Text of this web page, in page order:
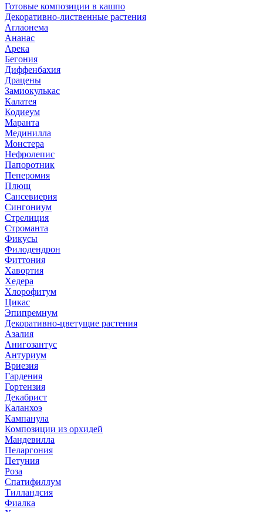
Готовые композиции в кашпо
Декоративно-лиственные растения
Аглаонема
Ананас
Арека
Бегония
Диффенбахия
Драцены
Замиокулькас
Калатея
Кодиеум
Маранта
Мединилла
Монстера
Нефролепис
Папоротник
Пеперомия
Плющ
Сансевиерия
Сингониум
Стрелиция
Строманта
Фикусы
Филодендрон
Фиттония
Хавортия
Хедера
Хлорофитум
Цикас
Эпипремнум
Декоративно-цветущие растения
Азалия
Анигозантус
Антуриум
Вриезия
Гардения
Гортензия
Декабрист
Каланхоэ
Кампанула
Композиции из орхидей
Мандевилла
Пеларгония
Петуния
Роза
Спатифиллум
Тилландсия
Фиалка